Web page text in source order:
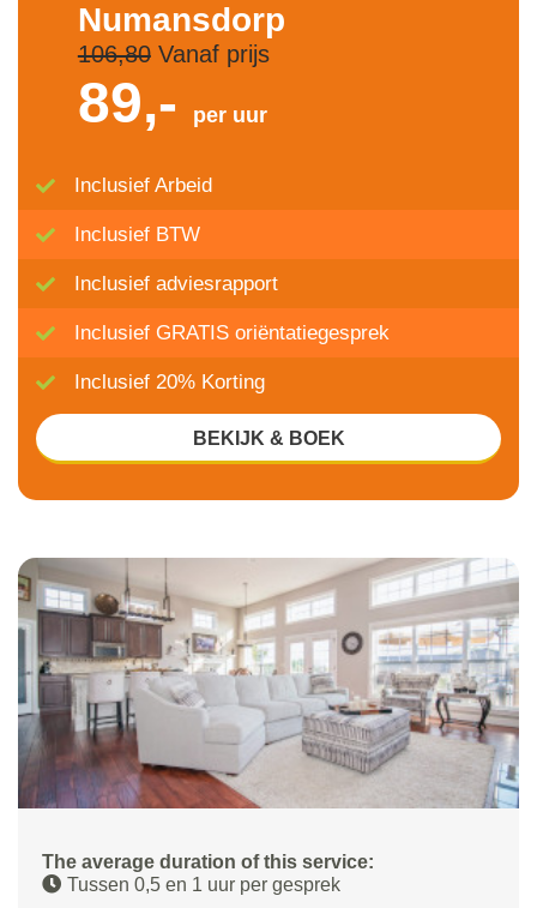
The average duration of this service:
Tussen 0,5 en 1 uur per gesprek
Numansdorp
106,80Vanaf prijs
89,- per uur
Inclusief Arbeid
Inclusief BTW
Inclusief adviesrapport
Inclusief GRATIS oriëntatiegesprek
Inclusief 20% Korting
BEKIJK & BOEK